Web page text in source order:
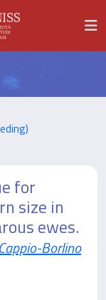
for
size in
ewes.
Cappio-Borlino